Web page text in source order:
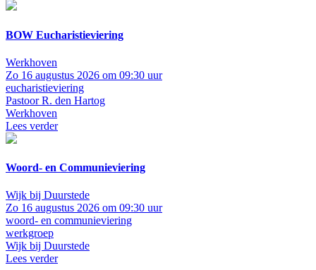
BOW Eucharistieviering
Werkhoven
Zo 16 augustus 2026 om 09:30 uur
eucharistieviering
Pastoor R. den Hartog
Werkhoven
Lees verder
Woord- en Communieviering
Wijk bij Duurstede
Zo 16 augustus 2026 om 09:30 uur
woord- en communieviering
werkgroep
Wijk bij Duurstede
Lees verder